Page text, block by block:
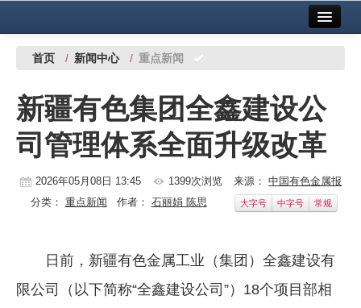
中国有色金属报社主办 广告服务
铜镍铅锌
铝
稀有稀土
镁钛
首页 / 新闻中心 / 重点新闻
新疆有色集团全鑫建设公
司管理体系全面升级改革
2026年05月08日 13:45 1399次浏览 来源： 中国有色金属报
分类： 重点新闻 作者： 石丽娟 陈思 大字号 中字号 常规
日前，新疆有色金属工业（集团）全鑫建设有
限公司（以下简称“全鑫建设公司”）18个项目部相